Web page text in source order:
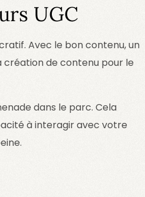
UGC
Avec le bon contenu, un
création de contenu pour le
dans le parc. Cela
à interagir avec votre